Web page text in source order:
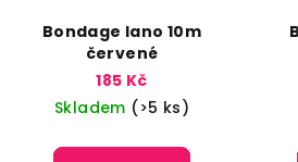
Bondage lano 10m
červené
185 Kč
Skladem (>5 ks)